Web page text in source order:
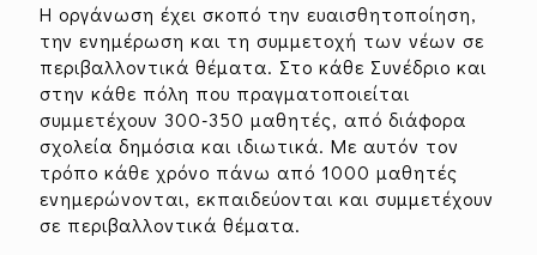
Η οργάνωση έχει σκοπό την ευαισθητοποίηση,
την ενημέρωση και τη συμμετοχή των νέων σε
περιβαλλοντικά θέματα. Στο κάθε Συνέδριο και
στην κάθε πόλη που πραγματοποιείται
συμμετέχουν 300-350 μαθητές, από διάφορα
σχολεία δημόσια και ιδιωτικά. Με αυτόν τον
τρόπο κάθε χρόνο πάνω από 1000 μαθητές
ενημερώνονται, εκπαιδεύονται και συμμετέχουν
σε περιβαλλοντικά θέματα.